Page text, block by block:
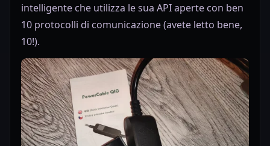
intelligente che utilizza le sua API aperte con ben
10 protocolli di comunicazione (avete letto bene,
10!).